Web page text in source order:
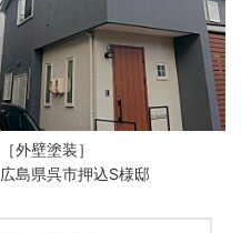
［外壁塗装］
広島県呉市押込S様邸